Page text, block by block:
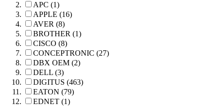
APC (1)
APPLE (16)
AVER (8)
BROTHER (1)
CISCO (8)
CONCEPTRONIC (27)
DBX OEM (2)
DELL (3)
DIGITUS (463)
EATON (79)
EDNET (1)